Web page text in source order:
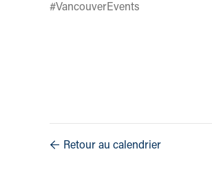
#VancouverEvents
 Retour au calendrier